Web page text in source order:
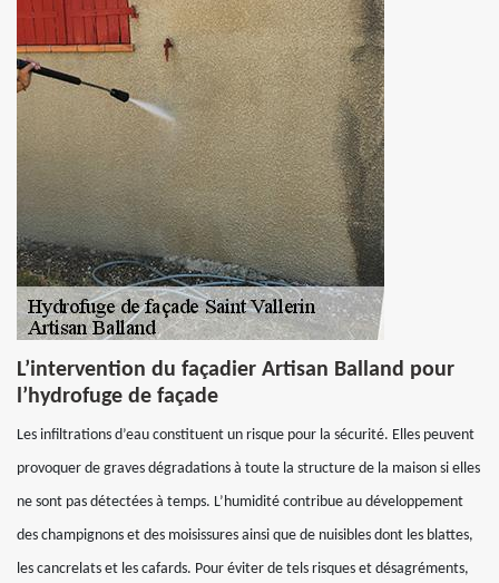
L’intervention du façadier Artisan Balland pour
l’hydrofuge de façade
Les infiltrations d’eau constituent un risque pour la sécurité. Elles peuvent
provoquer de graves dégradations à toute la structure de la maison si elles
ne sont pas détectées à temps. L’humidité contribue au développement
des champignons et des moisissures ainsi que de nuisibles dont les blattes,
les cancrelats et les cafards. Pour éviter de tels risques et désagréments,